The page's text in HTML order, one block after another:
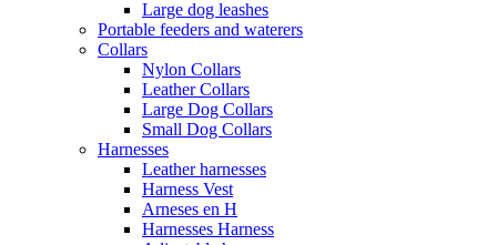
Large dog leashes
Portable feeders and waterers
Collars
Nylon Collars
Leather Collars
Large Dog Collars
Small Dog Collars
Harnesses
Leather harnesses
Harness Vest
Arneses en H
Harnesses Harness